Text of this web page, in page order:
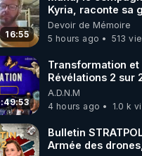
instagram
rater l’actualité RGNR
news
16:55
Kyria, raconte sa
vue musclée.
Devoir de Mémoire
5 hours ago
513
Transformation et
Révélations 2 sur
07/08/26
A.D.N.M
4 hours ago
1.0 k
Bulletin
Armée des